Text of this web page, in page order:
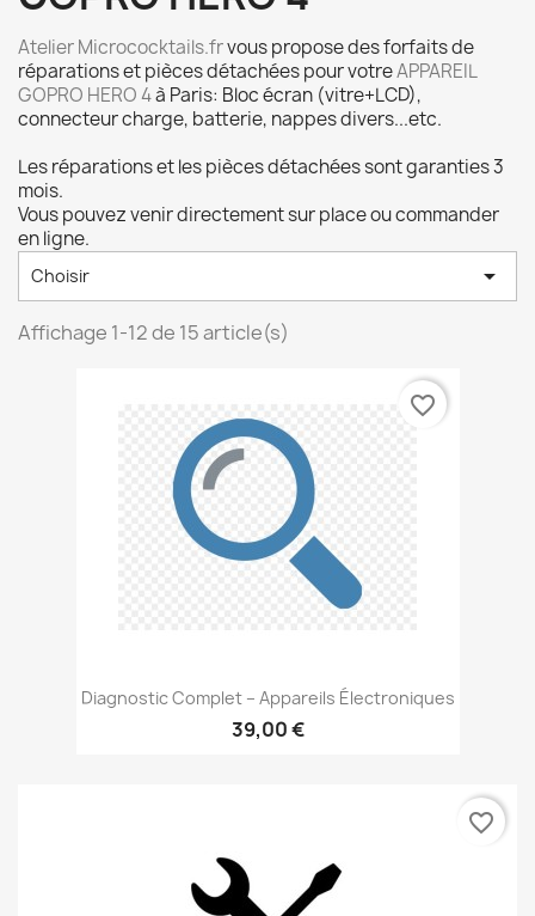
Atelier Micrococktails.frvous propose des forfaits de
réparations et pièces détachées pour votreAPPAREIL
GOPRO HERO 4à Paris: Bloc écran (vitre+LCD),
connecteur charge, batterie, nappes divers...etc.
Les réparations et les pièces détachées sont garanties 3
mois.
Vous pouvez venir directement sur place ou commander
en ligne.
Choisir 
Affichage 1-12 de 15 article(s)
Diagnostic Complet – Appareils Électroniques
39,00 €
favorite_border
favorite_border